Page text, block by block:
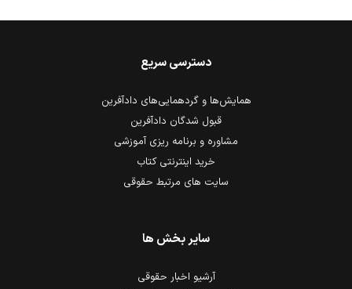
دسترسی سریع
همایش‌ها و گردهمایی‌های دادآفرین
قبول شدگان دادآفرین
مشاوره و برنامه ریزی آموزشی
خرید اینترنتی کتاب
سایت های مرتبط حقوقی
سایر بخش ها
آرشیو اخبار حقوقی